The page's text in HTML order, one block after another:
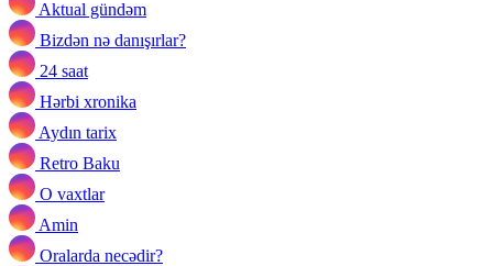
Aktual gündəm
Bizdən nə danışırlar?
24 saat
Hərbi xronika
Aydın tarix
Retro Baku
O vaxtlar
Amin
Oralarda necədir?